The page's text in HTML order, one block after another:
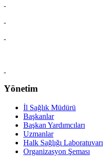
Yönetim
İl Sağlık Müdürü
Başkanlar
Başkan Yardımcıları
Uzmanlar
Halk Sağlığı Laboratuvarı
Organizasyon Şeması